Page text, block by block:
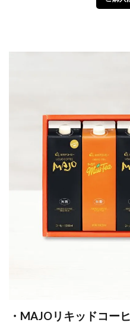
・MAJOリキッドコー